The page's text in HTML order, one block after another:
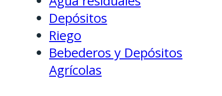
Depósitos
Riego
Bebederos y Depósitos
Agrícolas